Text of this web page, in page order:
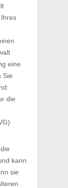
eine
Sie
die
kann
sie